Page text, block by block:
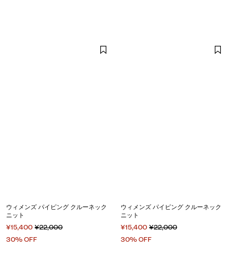
ウィメンズ パイピング クルーネック
ニット
¥15,400 ¥22,000
30% OFF
ウィメンズ パイピング クルーネック
ニット
¥15,400 ¥22,000
30% OFF